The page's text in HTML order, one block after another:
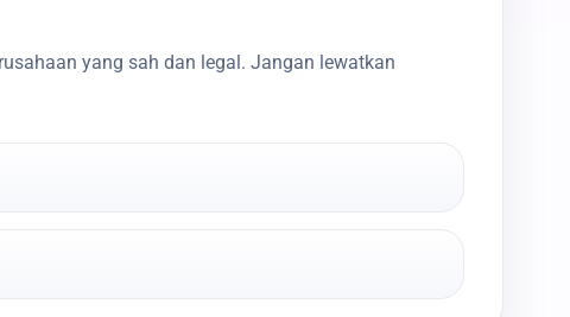
yang sah dan legal. Jangan lewatkan